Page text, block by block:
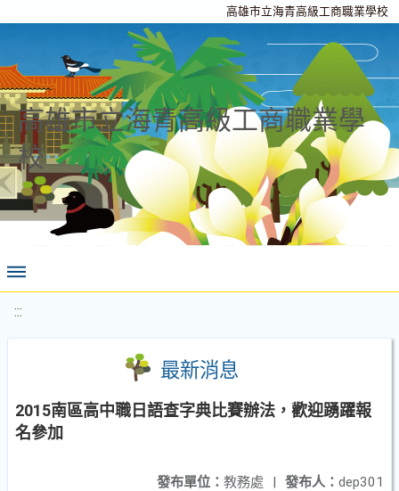
高雄市立海青高級工商職業學校
高雄市立海青高級工商職業學
校
:::
最新消息
2015南區高中職日語查字典比賽辦法，歡迎踴躍報
名參加
發布人： dep301
發布單位： 教務處 |